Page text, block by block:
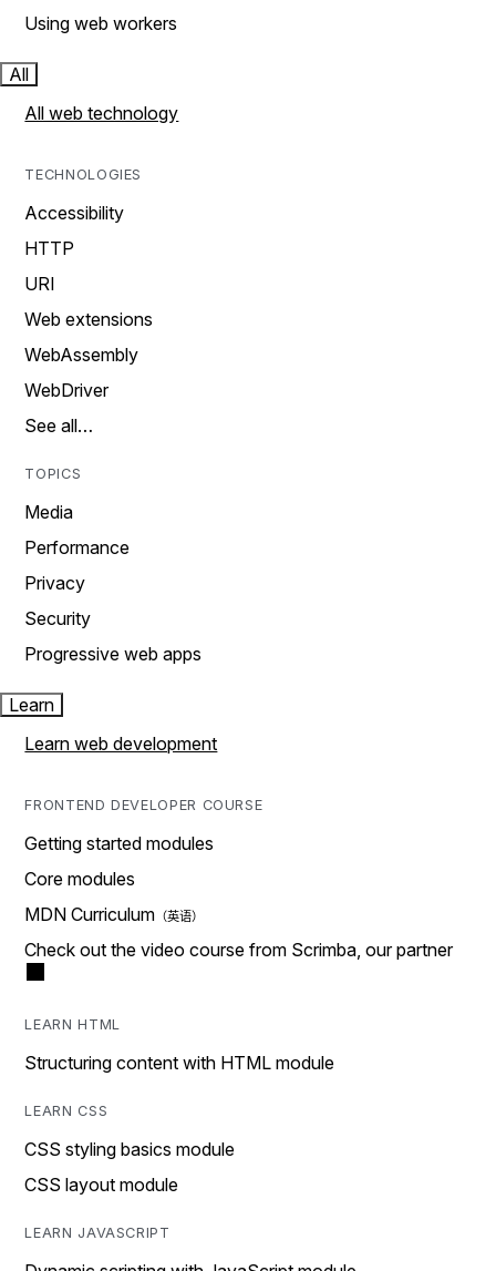
Using web workers
All
All web technology
TECHNOLOGIES
Accessibility
HTTP
URI
Web extensions
WebAssembly
WebDriver
See all…
TOPICS
Media
Performance
Privacy
Security
Progressive web apps
Learn
Learn web development
FRONTEND DEVELOPER COURSE
Getting started modules
Core modules
MDN Curriculum
Check out the video course from Scrimba, our partner
LEARN HTML
Structuring content with HTML module
LEARN CSS
CSS styling basics module
CSS layout module
LEARN JAVASCRIPT